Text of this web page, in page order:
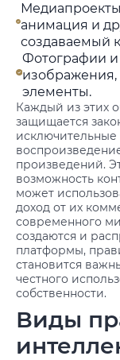
анимация и
создаваемый
Фотографии
элементы.
Каждый из этих
защищается
исключительные
произведений.
возможность
может
доход от их
современного
создаются и
платформы,
становится
честного
собственности.
Виды